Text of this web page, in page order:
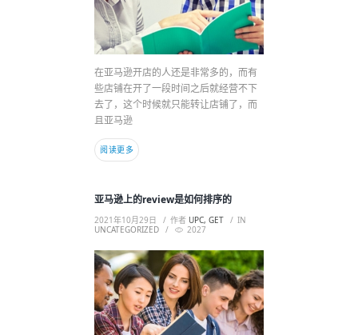
在亚马逊开店的人还是非常多的，而有
些店铺在开了一段时间之后就经营不下
去了，这个时候就只能转让店铺了，而
且亚马逊
阅读更多
亚马逊上的review是如何排序的
2021年10月29日 作者 UPC, GET
IN
UNCATEGORIZED
2027